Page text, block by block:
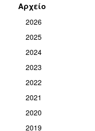
Αρχείο
2026
2025
2024
2023
2022
2021
2020
2019